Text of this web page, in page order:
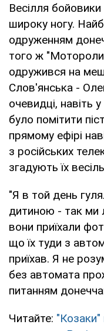
Весілля
широку ногу.
одруженням
того ж
одружився на
Слов'янська -
очевидці, навіть
було помітити
прямому ефірі
з російських
згадують їх
"Я в той день
дитиною - так ми
вони приїхали
що їх туди з
приїхав. Я не
без автомата
питанням
Читайте: